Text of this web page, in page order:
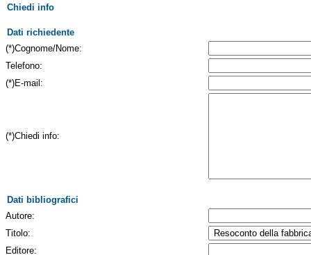
Chiedi info
Dati richiedente
(*)Cognome/Nome:
Telefono:
(*)E-mail:
(*)Chiedi info:
Dati bibliografici
Autore:
Titolo:
Editore: